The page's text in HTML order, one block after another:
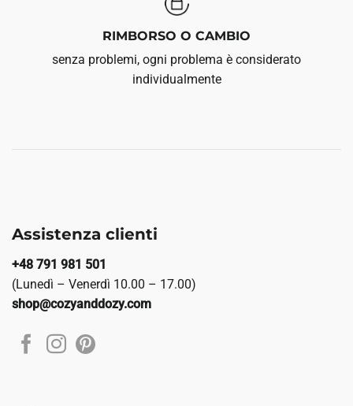
RIMBORSO O CAMBIO
senza problemi, ogni problema è considerato
individualmente
Assistenza clienti
+48 791 981 501
(Lunedì – Venerdì 10.00 – 17.00)
shop@cozyanddozy.com